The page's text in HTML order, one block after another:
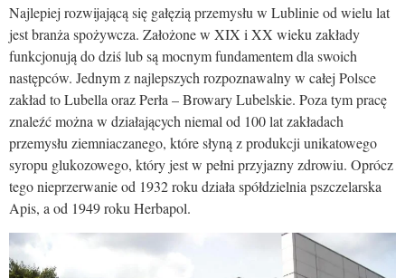
Najlepiej rozwijającą się gałęzią przemysłu w Lublinie od wielu lat
jest branża spożywcza. Założone w XIX i XX wieku zakłady
funkcjonują do dziś lub są mocnym fundamentem dla swoich
następców. Jednym z najlepszych rozpoznawalny w całej Polsce
zakład to Lubella oraz Perła – Browary Lubelskie. Poza tym pracę
znaleźć można w działających niemal od 100 lat zakładach
przemysłu ziemniaczanego, które słyną z produkcji unikatowego
syropu glukozowego, który jest w pełni przyjazny zdrowiu. Oprócz
tego nieprzerwanie od 1932 roku działa spółdzielnia pszczelarska
Apis, a od 1949 roku Herbapol.